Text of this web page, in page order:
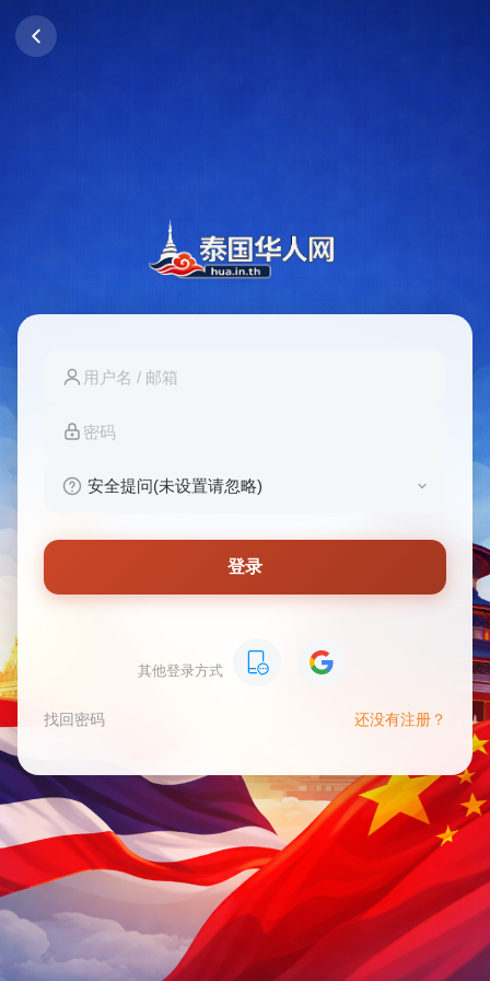
登录
其他登录方式
找回密码 还没有注册？